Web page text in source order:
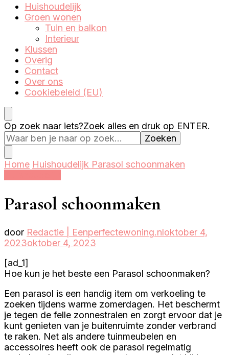
Eenperfectewoning.nl
We brengen jouw droomhuis tot leven
Huishoudelijk
Groen wonen
Tuin en balkon
Interieur
Klussen
Overig
Contact
Over ons
Cookiebeleid (EU)
Op zoek naar iets?Zoek alles en druk op ENTER.
Home Huishoudelijk Parasol schoonmaken
Parasol schoonmaken
door Redactie | Eenperfectewoning.nloktober 4,
2023oktober 4, 2023
[ad_1]
Hoe kun je het beste een Parasol schoonmaken?
Een parasol is een handig item om verkoeling te
zoeken tijdens warme zomerdagen. Het beschermt
je tegen de felle zonnestralen en zorgt ervoor dat je
kunt genieten van je buitenruimte zonder verbrand
te raken. Net als andere tuinmeubelen en
accessoires heeft ook de parasol regelmatig